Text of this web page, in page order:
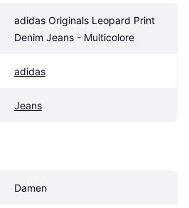
adidas Originals Leopard Print
Denim Jeans - Multicolore
adidas
Jeans
Damen